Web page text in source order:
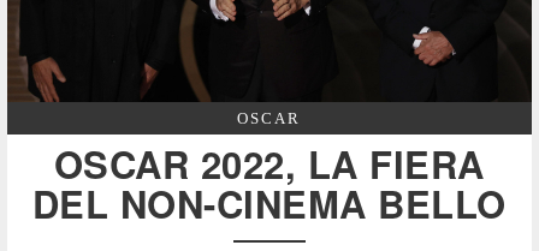
OSCAR
OSCAR 2022, LA FIERA
DEL NON-CINEMA BELLO